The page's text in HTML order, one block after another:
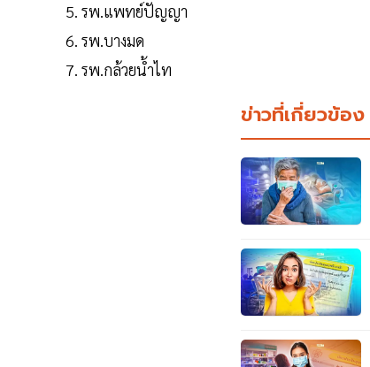
รพ.แพทย์ปัญญา
รพ.บางมด
รพ.กล้วยน้ำไท
ข่าวที่เกี่ยวข้อง